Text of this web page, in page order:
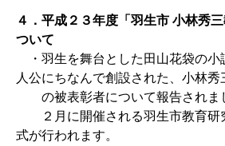
４．平成２３年度「羽生市 小林秀
ついて
・羽生を舞台とした田山花袋の小
人公にちなんで創設された、小林秀
の被表彰者について報告されま
２月に開催される羽生市教育研
式が行われます。